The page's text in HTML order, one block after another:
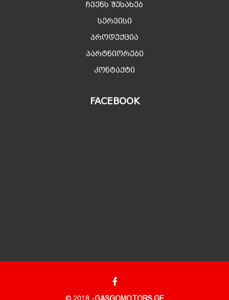
ჩვენს შესახებ
სერვისი
პროდუქცია
პარტნიორები
კონტაქტი
FACEBOOK